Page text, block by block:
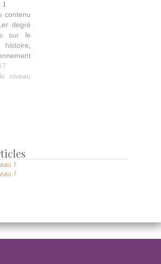
ainsi
idéaux
de soin
pour soi
de
1
contenu
degré
sur le
il agit,
Les
pour soi
de
niveau
1
1